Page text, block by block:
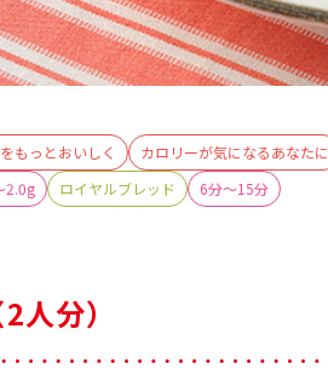
もっとおいしく カロリーが気になるあなたに
2.0g
ロイヤルブレッド 6分～15分
人分）